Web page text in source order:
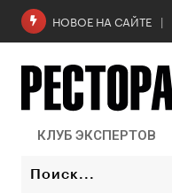
НОВОЕ НА САЙТЕ
КЛУБ ЭКСПЕРТОВ